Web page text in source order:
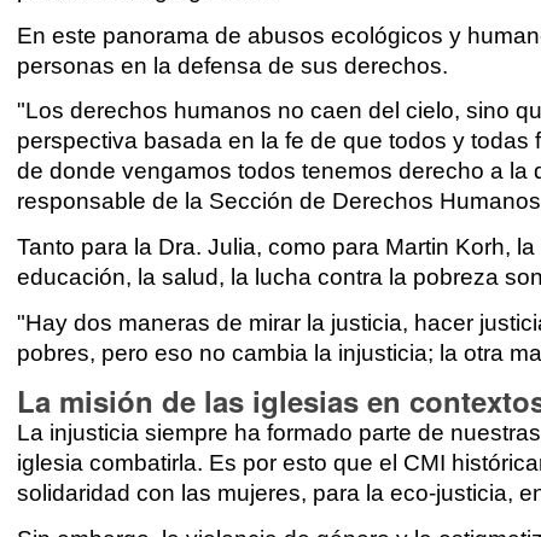
En este panorama de abusos ecológicos y
personas en la defensa de sus derechos.
"Los derechos humanos no caen del cielo, sino
perspectiva basada en la fe de que todos y
de donde vengamos todos tenemos derecho a
responsable de la Sección de Derechos
Tanto para la Dra. Julia, como para Martin Korh,
educación, la salud, la lucha contra la pobreza
"Hay dos maneras de mirar la justicia, hacer
pobres, pero eso no cambia la injusticia; la otra
La misión de las iglesias en
La injusticia siempre ha formado parte de
iglesia combatirla. Es por esto que el CMI
solidaridad con las mujeres, para la eco-justicia,